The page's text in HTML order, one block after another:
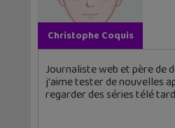
Christophe Coquis
Journaliste web et père de
j'aime tester de nouvelles
regarder des séries télé